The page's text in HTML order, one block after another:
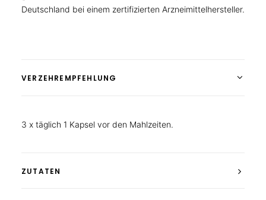
Deutschland bei einem zertifizierten Arzneimittelhersteller.
VERZEHREMPFEHLUNG
3 x täglich 1 Kapsel vor den Mahlzeiten.
ZUTATEN